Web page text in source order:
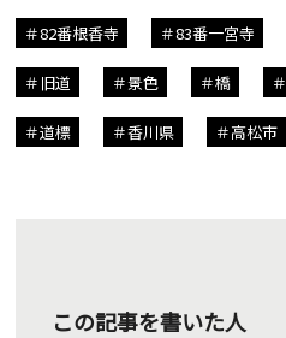
82番根香寺 83番一宮寺
旧道 景色 橋
道標 香川県 高松市
この記事を書いた人